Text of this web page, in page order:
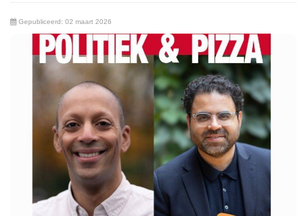
Gepubliceerd: 02 maart 2026